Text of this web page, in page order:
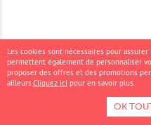
Les cookies sont nécessaires pour
permettent également de personnaliser
proposer des offres et des promotions
ailleurs.Cliquez ici pour en savoir plus.